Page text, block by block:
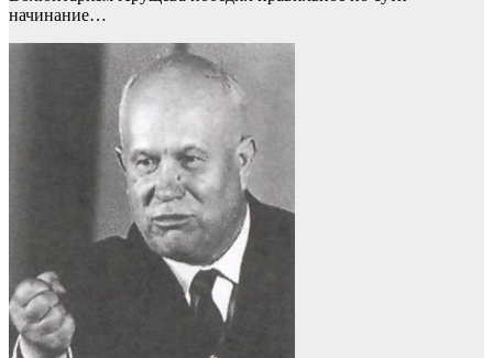
начинание…